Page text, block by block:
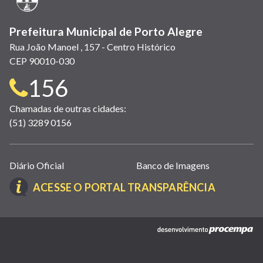
Prefeitura Municipal de Porto Alegre
Rua João Manoel , 157 - Centro Histórico
CEP 90010-030
Telefone
para
contato:
156
Chamadas de outras cidades:
(51) 3289 0156
Links
úteis
(abrem
nova
Diário Oficial Banco de Imagens
ACESSE O PORTAL TRANSPARÊNCIA(LINK
EM
NOVA